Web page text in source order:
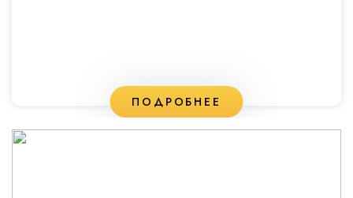
ПОДРОБНЕЕ